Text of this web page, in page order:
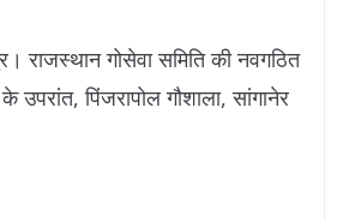
गोसेवा समिति की नवगठित
उपरांत, पिंजरापोल गौशाला, सांगानेर